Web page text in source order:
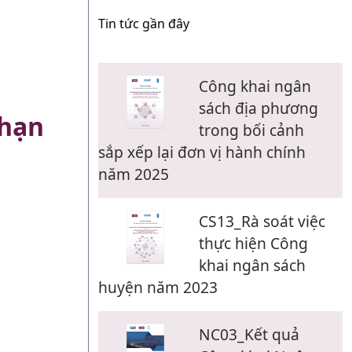
Tin tức gần đây
Công khai ngân
sách địa phương
trong bối cảnh
sắp xếp lại đơn vị hành chính
năm 2025
CS13_Rà soát việc
thực hiện Công
khai ngân sách
huyện năm 2023
NC03_Kết quả